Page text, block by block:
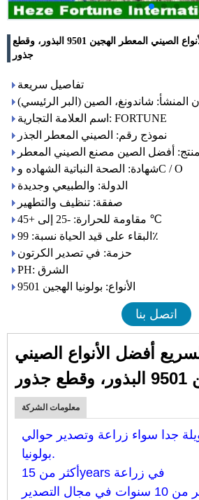
النمو السريع أفضل الأنواع الصيني المعطر الهجين 9501 البذور، وقطع
جذور
تفاصيل سريعة
المنشأ: شاندونغ، الصين (البر الرئيسي)
اسم العلامة التجارية: FORTUNE
نموذج رقم: الصيني المعطر الجذر
أفضل الصين مصنع الصيني المعطر
شهادة: الصحة النباتية الشهاده وC / O
الدولة: والطبيعي وجديدة
صفقة: تنظيف والتطهير
مقاومة للحرارة: -25 إلى +45 ℃
البقاء على قيد الحياة نسبة: 99٪
حزمة: في تصدير الكرتون
PH: الشرق
الأنواع: بولونيا الهجين 9501
اتصل بنا
أفضل الأنواع الصيني
معلومات الشركة
جدا سواء زراعة وتصدير حوالي
بولونيا.
أكثر من 15years في زراعة